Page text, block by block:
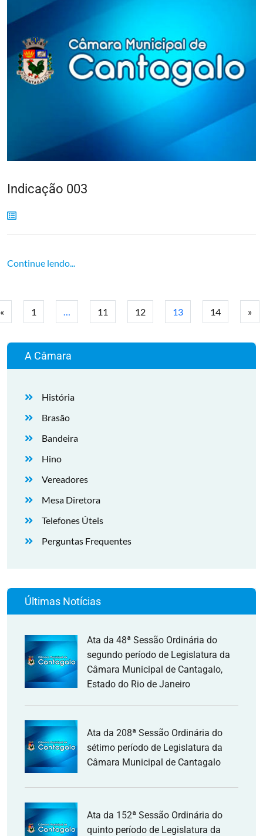
Indicação 003
Continue lendo...
« 1 … 11 12 13 14 »
A Câmara
História
Brasão
Bandeira
Hino
Vereadores
Mesa Diretora
Telefones Úteis
Perguntas Frequentes
Últimas Notícias
Ata da 48ª Sessão Ordinária do
segundo período de Legislatura da
Câmara Municipal de Cantagalo,
Estado do Rio de Janeiro
Ata da 208ª Sessão Ordinária do
sétimo período de Legislatura da
Câmara Municipal de Cantagalo
Ata da 152ª Sessão Ordinária do
quinto período de Legislatura da